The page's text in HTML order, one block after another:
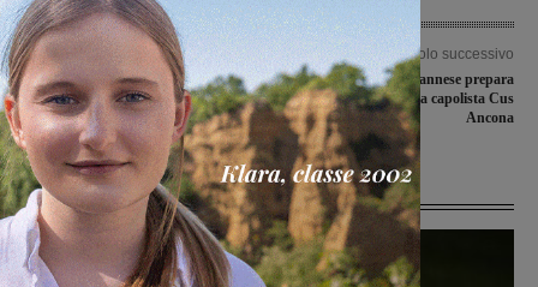
Articolo precedente
Scendono le temperature, Publiacqua
invita gli utenti a fare attenzione ai
contatori dell’acqua
Articolo successivo
La Futsal Sangiovannese prepara
l’abito di gala, arriva la capolista Cus
Ancona
Ultime Notizie